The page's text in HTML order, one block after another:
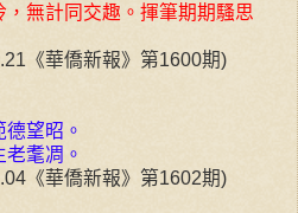
無計同交趣。揮筆期期騷思
《華僑新報》第1600期)
望昭。
耄凋。
《華僑新報》第1602期)